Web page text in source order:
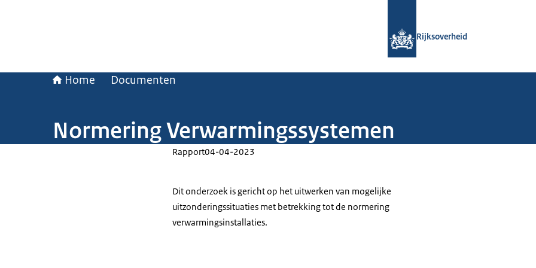
Rijksoverheid
Home Documenten
Normering Verwarmingssystemen
Rapport04-04-2023
Dit onderzoek is gericht op het uitwerken van mogelijke
uitzonderingssituaties met betrekking tot de normering
verwarmingsinstallaties.